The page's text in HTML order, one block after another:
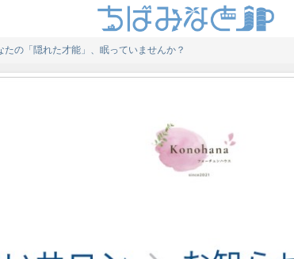
たの「隠れた才能」、眠っていませんか？